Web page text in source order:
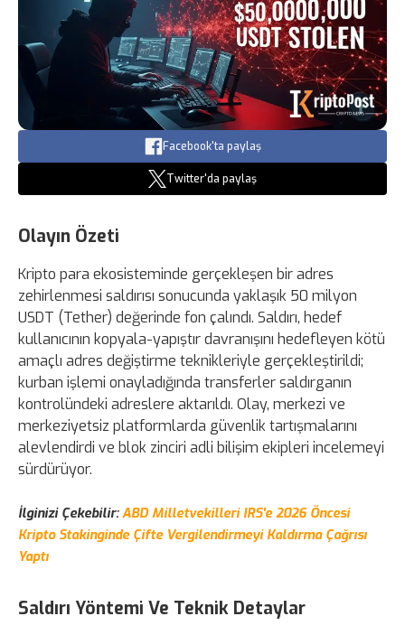
Facebook'ta paylaş
Twitter'da paylaş
Olayın Özeti
Kripto para ekosisteminde gerçekleşen bir adres
zehirlenmesi saldırısı sonucunda yaklaşık 50 milyon
USDT (Tether) değerinde fon çalındı. Saldırı, hedef
kullanıcının kopyala-yapıştır davranışını hedefleyen kötü
amaçlı adres değiştirme teknikleriyle gerçekleştirildi;
kurban işlemi onayladığında transferler saldırganın
kontrolündeki adreslere aktarıldı. Olay, merkezi ve
merkeziyetsiz platformlarda güvenlik tartışmalarını
alevlendirdi ve blok zinciri adli bilişim ekipleri incelemeyi
sürdürüyor.
İlginizi Çekebilir:ABD Milletvekilleri IRS'e 2026 Öncesi
Kripto Stakinginde Çifte Vergilendirmeyi Kaldırma Çağrısı
Yaptı
Saldırı Yöntemi Ve Teknik Detaylar